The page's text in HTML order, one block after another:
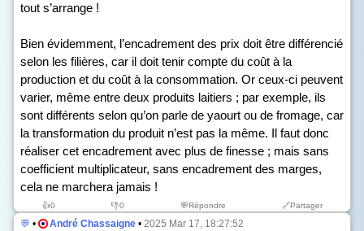
tout s’arrange !
Bien évidemment, l’encadrement des prix doit être différencié
selon les filières, car il doit tenir compte du coût à la
production et du coût à la consommation. Or ceux-ci peuvent
varier, même entre deux produits laitiers ; par exemple, ils
sont différents selon qu’on parle de yaourt ou de fromage, car
la transformation du produit n’est pas la même. Il faut donc
réaliser cet encadrement avec plus de finesse ; mais sans
coefficient multiplicateur, sans encadrement des marges,
cela ne marchera jamais !
👍0 👎0 💬Répondre 🔗Partager
💬 • André Chassaigne • 2025 Mar 17, 18:27:52